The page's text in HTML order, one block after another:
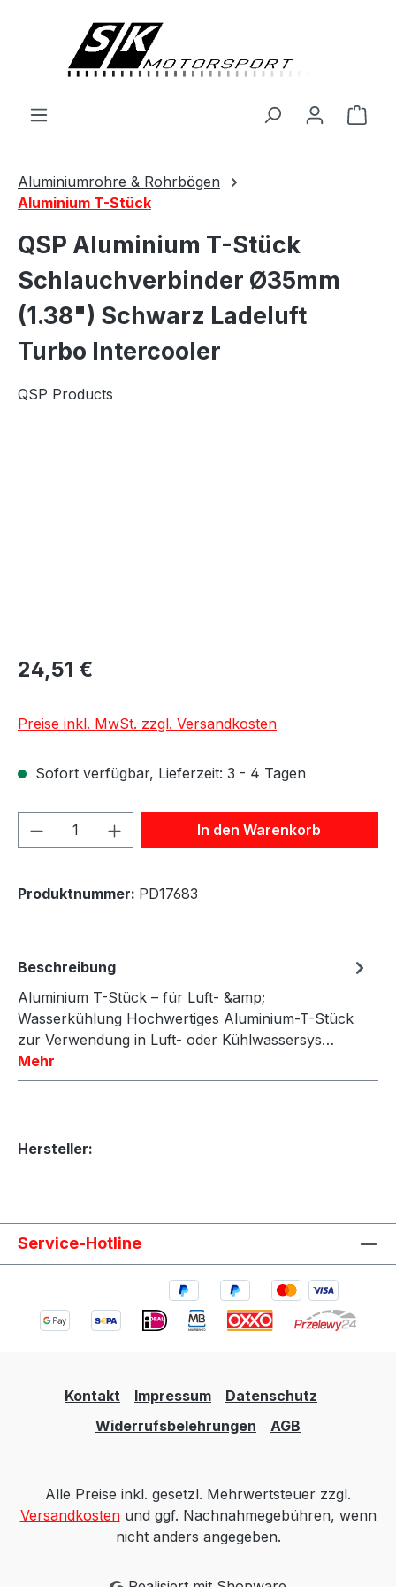
Aluminiumrohre & Rohrbögen
Aluminium T-Stück
QSP Aluminium T-Stück
Schlauchverbinder Ø35mm
(1.38") Schwarz Ladeluft
Turbo Intercooler
QSP Products
24,51 €
Preise inkl. MwSt. zzgl. Versandkosten
Sofort verfügbar, Lieferzeit: 3 - 4 Tagen
Produkt Anzahl: Gib denIn den Warenkorb
Produktnummer: PD17683
Beschreibung
Aluminium T-Stück – für Luft- &amp;
Wasserkühlung Hochwertiges Aluminium-T-Stück
zur Verwendung in Luft- oder Kühlwassersys…
Mehr
Hersteller:
Service-Hotline
Kontakt Impressum
Datenschutz
Widerrufsbelehrungen
AGB
Alle Preise inkl. gesetzl. Mehrwertsteuer zzgl.
Versandkostenund ggf. Nachnahmegebühren, wenn
nicht anders angegeben.